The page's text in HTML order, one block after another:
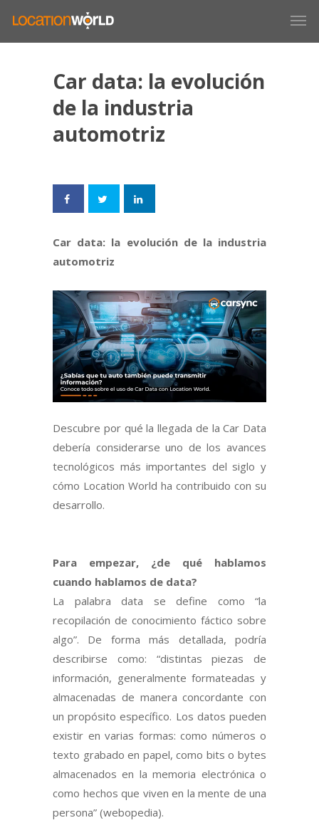
Car data: la evolución
de la industria
automotriz
Car data: la evolución de la industria
automotriz
Descubre por qué la llegada de la Car Data
debería considerarse uno de los avances
tecnológicos más importantes del siglo y
cómo Location World ha contribuido con su
desarrollo.
Para empezar, ¿de qué hablamos
cuando hablamos de data?
La palabra data se define como “la
recopilación de conocimiento fáctico sobre
algo”. De forma más detallada, podría
describirse como: “distintas piezas de
información, generalmente formateadas y
almacenadas de manera concordante con
un propósito específico. Los datos pueden
existir en varias formas: como números o
texto grabado en papel, como bits o bytes
almacenados en la memoria electrónica o
como hechos que viven en la mente de una
persona” (webopedia).